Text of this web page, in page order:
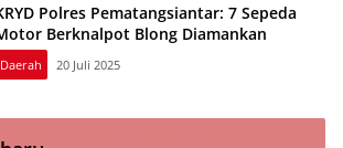
Polres Pematangsiantar: 7 Sepeda
Berknalpot Blong Diamankan
Daerah 20 Juli 2025